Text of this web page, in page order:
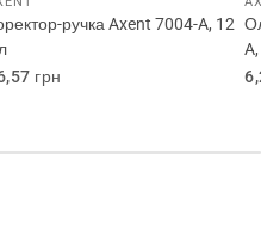
ручка Axent 7004-A, 12
грн